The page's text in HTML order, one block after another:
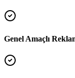
Genel Amaçlı